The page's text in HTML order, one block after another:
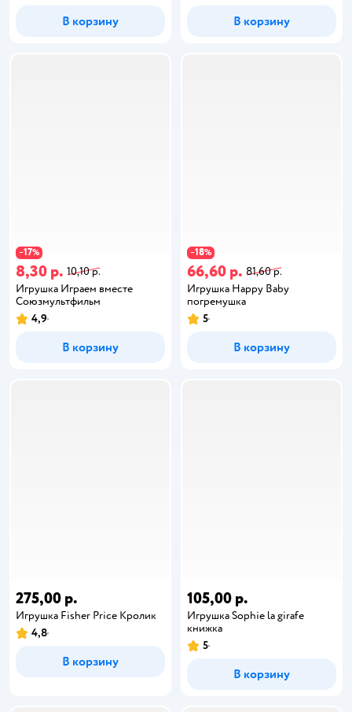
В корзину В корзину
−17%
8,30 р. 10,10 р.
Игрушка Играем вместе
Союзмультфильм
4,9
В корзину
−18%
66,60 р. 81,60 р.
Игрушка Happy Baby
погремушка
5
В корзину
275,00 р.
Игрушка Fisher Price Кролик
4,8
В корзину
105,00 р.
Игрушка Sophie la girafe
книжка
5
В корзину